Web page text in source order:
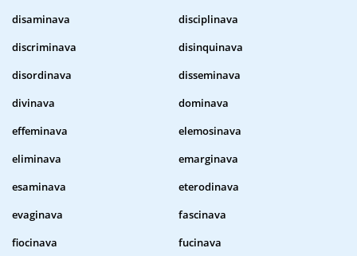
disaminava
disciplinava
discriminava
disinquinava
disordinava
disseminava
divinava
dominava
effeminava
elemosinava
eliminava
emarginava
esaminava
eterodinava
evaginava
fascinava
fiocinava
fucinava